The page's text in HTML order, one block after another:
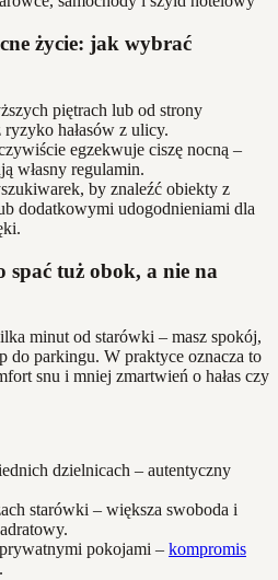
życie: jak wybrać
piętrach lub od strony
hałasów z ulicy.
egzekwuje ciszę nocną –
własny regulamin.
by znaleźć obiekty z
dodatkowymi udogodnieniami dla
tuż obok, a nie na
minut od starówki – masz spokój,
do parkingu. W praktyce oznacza to
snu i mniej zmartwień o hałas czy
dzielnicach – autentyczny
starówki – większa swoboda i
pokojami – kompromis